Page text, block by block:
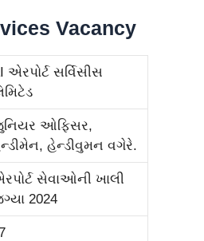
Vacancy
એરપોર્ટ સર્વિસીસ
ઓફિસર,
હેન્ડીવુમન વગેરે.
સેવાઓની ખાલી
2024